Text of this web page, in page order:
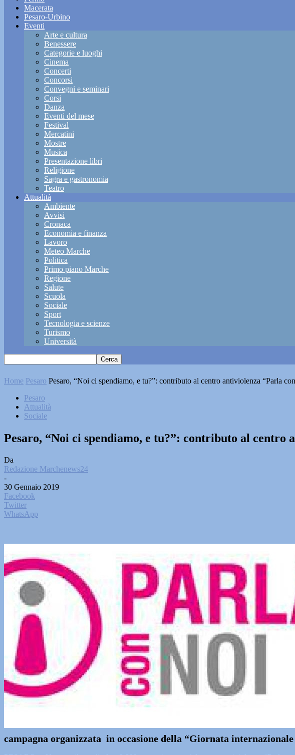
Macerata
Pesaro-Urbino
Eventi
Arte e cultura
Benessere
Categorie e luoghi
Cinema
Concerti
Concorsi
Convegni e seminari
Corsi
Danza
Eventi del mese
Festival
Mercatini
Mostre
Musica
Presentazione libri
Religione
Sagra e gastronomia
Teatro
Attualità
Ambiente
Avvisi
Cronaca
Economia e finanza
Lavoro
Meteo Marche
Politica
Primo piano Marche
Regione
Salute
Scuola
Sociale
Sport
Tecnologia e scienze
Turismo
Università
Home Pesaro Pesaro, “Noi ci spendiamo, e tu?”: contributo al centro antiviolenza “Parla
Pesaro
Attualità
Sociale
Pesaro, “Noi ci spendiamo, e tu?”: contributo al centro
Da
Redazione Marchenews24
-
30 Gennaio 2019
Facebook
Twitter
WhatsApp
campagna organizzata in occasione della “Giornata